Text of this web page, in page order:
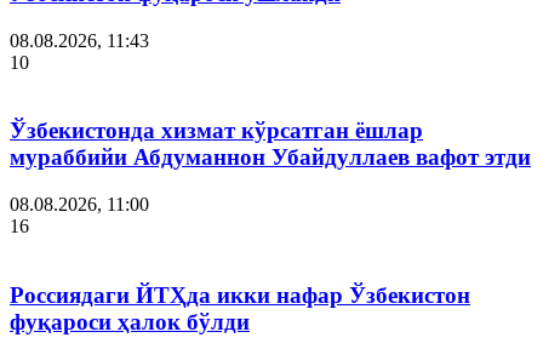
08.08.2026, 11:43
10
Ўзбекистонда хизмат кўрсатган ёшлар
мураббийи Абдуманнон Убайдуллаев вафот этди
08.08.2026, 11:00
16
Россиядаги ЙТҲда икки нафар Ўзбекистон
фуқароси ҳалок бўлди